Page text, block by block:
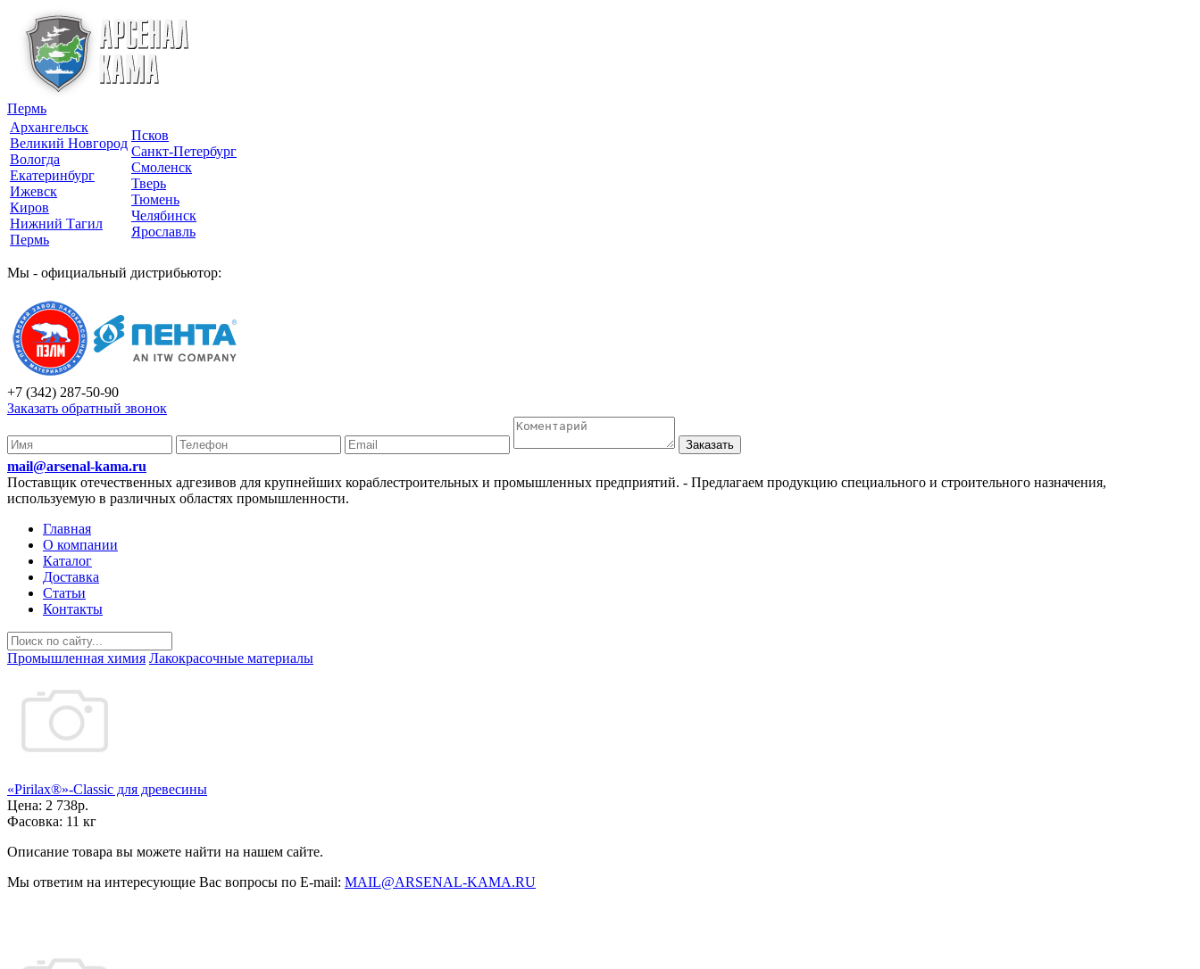
Пермь
Архангельск
Великий Новгород
Вологда
Екатеринбург
Ижевск
Киров
Нижний Тагил
Пермь
Псков
Санкт-Петербург
Смоленск
Тверь
Тюмень
Челябинск
Ярославль
Мы - официальный дистрибьютор:
+7 (342) 287-50-90
Заказать обратный звонок
Заказать
mail@arsenal-kama.ru
Поставщик отечественных адгезивов для крупнейших кораблестроительных и промышленных предприятий. - Предлагаем продукцию специального и строительного назначения,
используемую в различных областях промышленности.
Главная
О компании
Каталог
Доставка
Статьи
Контакты
Промышленная химия Лакокрасочные материалы
«Pirilax®»-Classic для древесины
Цена: 2 738р.
Фасовка: 11 кг
Описание товара вы можете найти на нашем сайте.
Мы ответим на интересующие Вас вопросы по E-mail: MAIL@ARSENAL-KAMA.RU